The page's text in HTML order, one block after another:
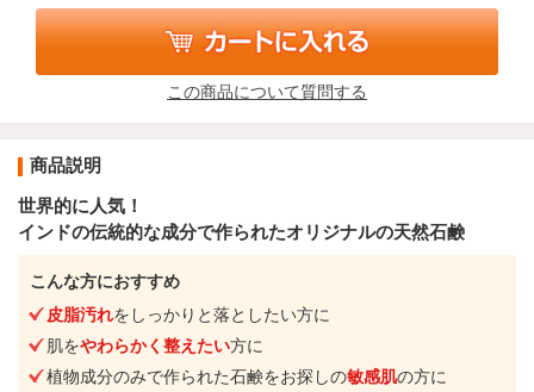
この商品について質問する
商品説明
世界的に人気！
インドの伝統的な成分で作られたオリジナルの天然石鹸
こんな方におすすめ
皮脂汚れをしっかりと落としたい方に
肌をやわらかく整えたい方に
植物成分のみで作られた石鹸をお探しの敏感肌の方に